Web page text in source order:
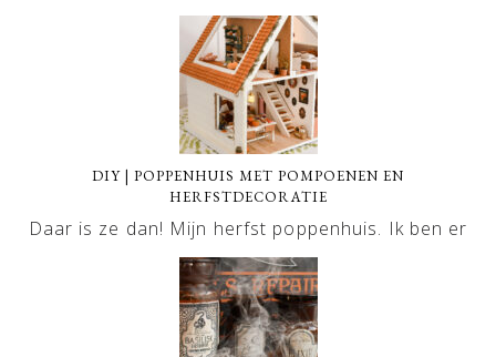
DIY | POPPENHUIS MET POMPOENEN EN
HERFSTDECORATIE
Daar is ze dan! Mijn herfst poppenhuis. Ik ben er